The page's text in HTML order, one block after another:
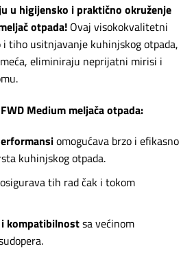
u higijensko i praktično okruženje
otpada! Ovaj visokokvalitetni
i tiho usitnjavanje kuhinjskog otpada,
eliminiraju neprijatni mirisi i
Medium meljača otpada:
omogućava brzo i efikasno
kuhinjskog otpada.
tih rad čak i tokom
kompatibilnostsa većinom